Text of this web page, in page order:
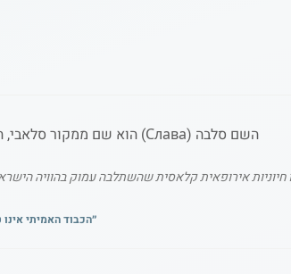
השם סלבה (Слава) הוא שם ממקור סלאבי, המהווה קיצור לשמות המסתיימים בסיומת 'סלאב' ומשמעותו היא 'תהילה' או 'כבוד'.
אירופאית קלאסית שהשתלבה עמוק בהוויה
״הכבוד האמיתי